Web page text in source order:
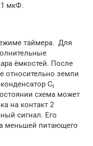
мкФ.
таймера. Для
ёмкостей. После
относительно земли
Сt
схема может
на контакт 2
сигнал. Его
меньшей питающего